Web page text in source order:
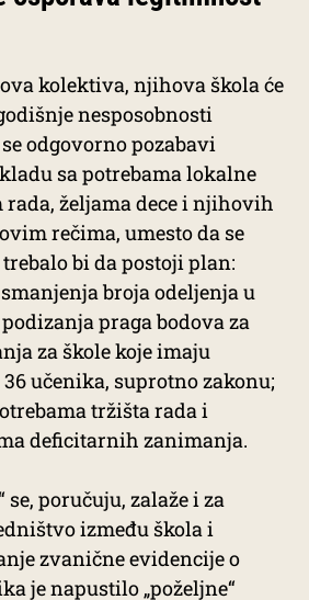
kolektiva, njihova škola će
nesposobnosti
odgovorno pozabavi
sa potrebama lokalne
željama dece i njihovih
rečima, umesto da se
bi da postoji plan:
broja odeljenja u
praga bodova za
za škole koje imaju
učenika, suprotno zakonu;
tržišta rada i
deficitarnih zanimanja.
se, poručuju, zalaže i za
između škola i
zvanične evidencije o
je napustilo „poželjne“